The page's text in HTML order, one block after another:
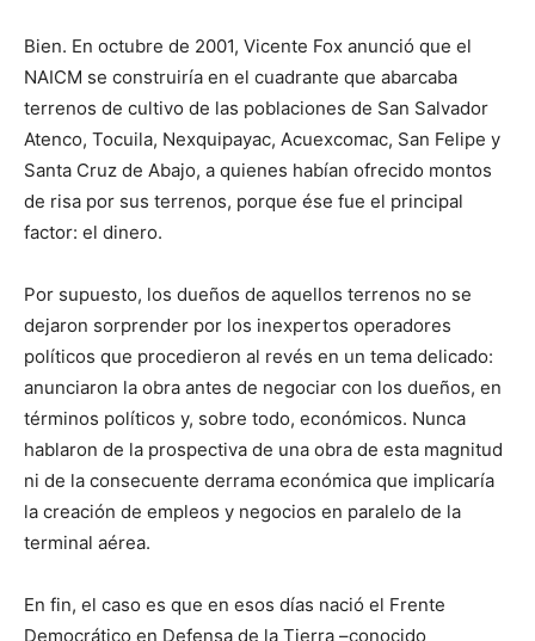
Bien. En octubre de 2001, Vicente Fox anunció que el
NAICM se construiría en el cuadrante que abarcaba
terrenos de cultivo de las poblaciones de San Salvador
Atenco, Tocuila, Nexquipayac, Acuexcomac, San Felipe y
Santa Cruz de Abajo, a quienes habían ofrecido montos
de risa por sus terrenos, porque ése fue el principal
factor: el dinero.
Por supuesto, los dueños de aquellos terrenos no se
dejaron sorprender por los inexpertos operadores
políticos que procedieron al revés en un tema delicado:
anunciaron la obra antes de negociar con los dueños, en
términos políticos y, sobre todo, económicos. Nunca
hablaron de la prospectiva de una obra de esta magnitud
ni de la consecuente derrama económica que implicaría
la creación de empleos y negocios en paralelo de la
terminal aérea.
En fin, el caso es que en esos días nació el Frente
Democrático en Defensa de la Tierra –conocido